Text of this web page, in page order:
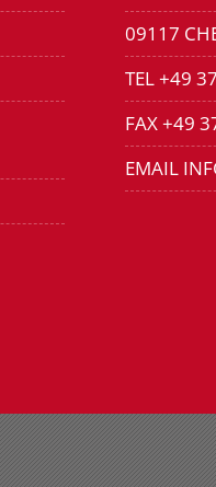
09117
TEL +49
FAX +49
EMAIL